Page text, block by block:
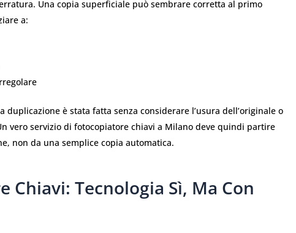
Una copia superficiale può sembrare corretta al primo
a:
duplicazione è stata fatta senza considerare l’usura dell’originale o
vero servizio di fotocopiatore chiavi a Milano deve quindi partire
non da una semplice copia automatica.
Chiavi: Tecnologia Sì, Ma Con